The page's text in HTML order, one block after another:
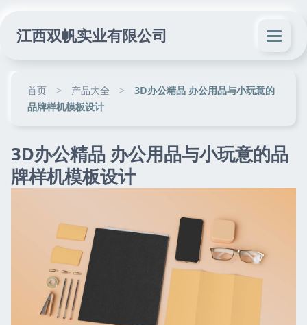
江西双帆实业有限公司
首页 > 产品大全 >
3D办公精品 办公用品与小玩意的
品牌样机模板设计
3D办公精品 办公用品与小玩意的品
牌样机模板设计